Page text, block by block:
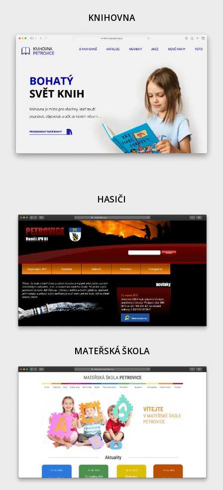
KNIHOVNA
HASIČI
MATEŘSKÁ ŠKOLA